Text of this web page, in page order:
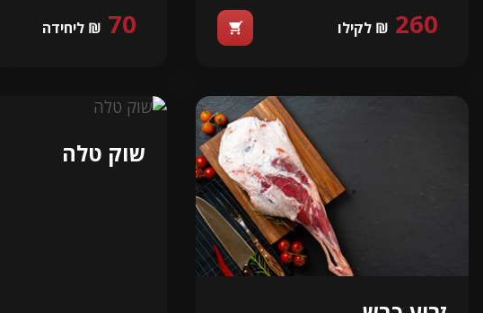
260 ₪ לקילו shopping_cart
70 ₪ ליחידה
שוק טלה